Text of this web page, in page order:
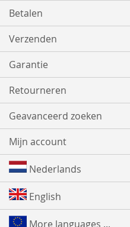
Betalen
Verzenden
Garantie
Retourneren
Geavanceerd zoeken
Mijn account
Nederlands
English
More languages ...